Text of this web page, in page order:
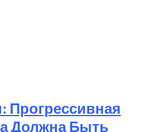
Прогрессивная
Должна Быть